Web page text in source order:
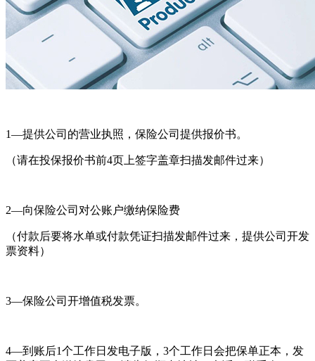
1—提供公司的营业执照，保险公司提供报价书。
（请在投保报价书前4页上签字盖章扫描发邮件过来）
2—向保险公司对公账户缴纳保险费
（付款后要将水单或付款凭证扫描发邮件过来，提供公司开发
票资料）
3—保险公司开增值税发票。
4—到账后1个工作日发电子版，3个工作日会把保单正本，发